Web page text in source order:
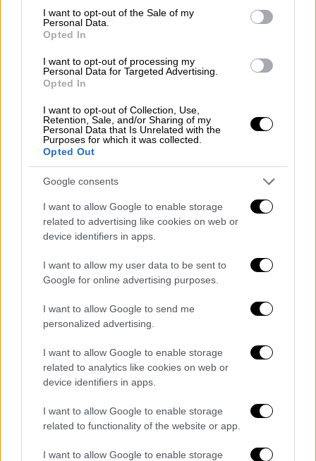
consent section.
I want to opt-out of the Sale of my
Personal Data.
Opted In
I want to opt-out of processing my
Personal Data for Targeted Advertising.
Opted In
I want to opt-out of Collection, Use,
Retention, Sale, and/or Sharing of my
Personal Data that Is Unrelated with the
Purposes for which it was collected.
Opted Out
Google consents
I want to allow Google to enable storage
related to advertising like cookies on web or
device identifiers in apps.
I want to allow my user data to be sent to
Google for online advertising purposes.
I want to allow Google to send me
personalized advertising.
I want to allow Google to enable storage
related to analytics like cookies on web or
device identifiers in apps.
I want to allow Google to enable storage
related to functionality of the website or app.
I want to allow Google to enable storage
Πολιτική|18.10.2025 09:06
Η Κωνσταντοπούλου αποχώρησε on
air από εκπομπή του ΣΚΑΪ - «Λυπάμαι
πάρα πολύ»
«Η κα Κωνσταντοπούλουαρχικά επιτίθεται
στους δικαστές
υποκαταστήσει. Στη συνέχεια, όταν δεν της
αποχωρεί από μια συνέντευξη. Και αν για την
πρόεδρο της Πλεύσης Ελευθερίας όλα αυτά
αναμενόμενα, όσοι κατά καιρούς
συμπορεύονται μαζί της, συνυπογράφοντας
προτάσεις δυσπιστίας ή υιοθετώντας τους
ακραίους ισχυρισμούς της, έχουν κάτι να μας
ντιδημοκρατικό σόου
σε ζωντανή μετάδοση;».
Τα σχολιά σας δημοσιεύονται άμεσα με δική σας ευθύνη. Το
ΕΘΝΟΣ θα παρεμβαίνει και τα προσβλητικά σχόλια θα